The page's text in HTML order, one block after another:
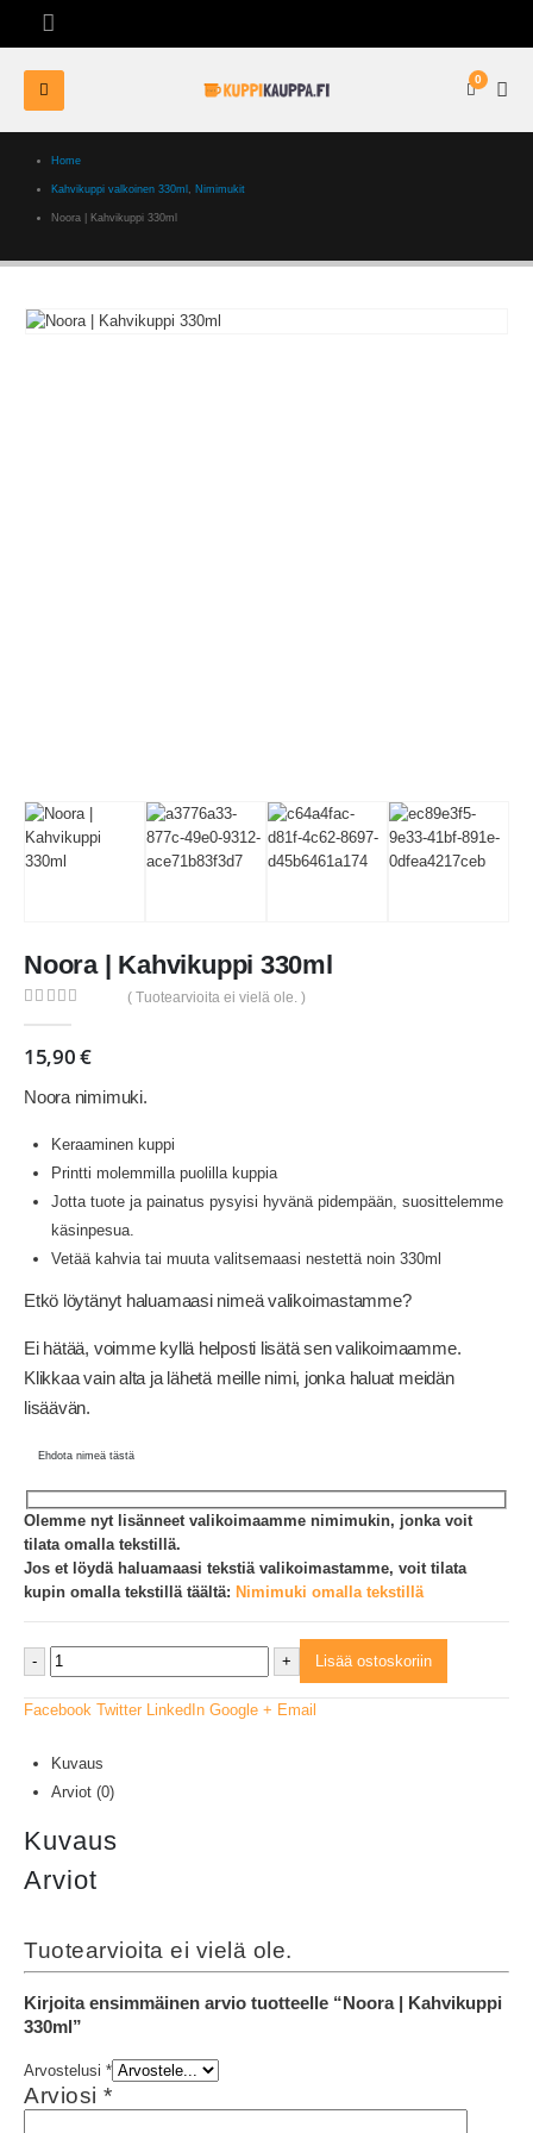
0
Home
Kahvikuppi valkoinen 330ml , Nimimukit
Noora | Kahvikuppi 330ml
Noora | Kahvikuppi 330ml
( Tuotearvioita ei vielä ole. )
15,90€
Noora nimimuki.
Keraaminen kuppi
Printti molemmilla puolilla kuppia
Jotta tuote ja painatus pysyisi hyvänä pidempään, suosittelemme
käsinpesua.
Vetää kahvia tai muuta valitsemaasi nestettä noin 330ml
Etkö löytänyt haluamaasi nimeä valikoimastamme?
Ei hätää, voimme kyllä helposti lisätä sen valikoimaamme.
Klikkaa vain alta ja lähetä meille nimi, jonka haluat meidän
lisäävän.
Ehdota nimeä tästä
Olemme nyt lisänneet valikoimaamme nimimukin, jonka voit
tilata omalla tekstillä.
Jos et löydä haluamaasi tekstiä valikoimastamme, voit tilata
kupin omalla tekstillä täältä: Nimimuki omalla tekstillä
- + Lisää ostoskoriin
Facebook Twitter LinkedIn Google + Email
Kuvaus
Arviot (0)
Kuvaus
Arviot
Tuotearvioita ei vielä ole.
Kirjoita ensimmäinen arvio tuotteelle “Noora | Kahvikuppi
330ml”
Arvostelusi *
Arviosi *